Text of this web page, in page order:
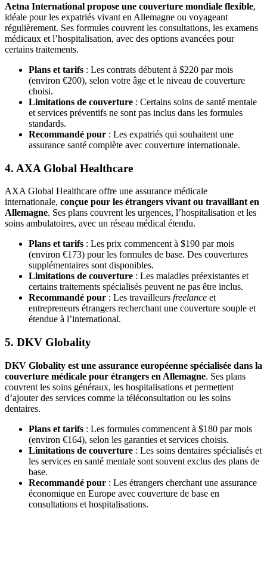
Aetna International propose une couverture mondiale flexible,
idéale pour les expatriés vivant en Allemagne ou voyageant
régulièrement. Ses formules couvrent les consultations, les examens
médicaux et l’hospitalisation, avec des options avancées pour
certains traitements.
Plans et tarifs : Les contrats débutent à $220 par mois
(environ €200), selon votre âge et le niveau de couverture
choisi.
Limitations de couverture : Certains soins de santé mentale
et services préventifs ne sont pas inclus dans les formules
standards.
Recommandé pour : Les expatriés qui souhaitent une
assurance santé complète avec couverture internationale.
4. AXA Global Healthcare
AXA Global Healthcare offre une assurance médicale
internationale, conçue pour les étrangers vivant ou travaillant en
Allemagne. Ses plans couvrent les urgences, l’hospitalisation et les
soins ambulatoires, avec un réseau médical étendu.
Plans et tarifs : Les prix commencent à $190 par mois
(environ €173) pour les formules de base. Des couvertures
supplémentaires sont disponibles.
Limitations de couverture : Les maladies préexistantes et
certains traitements spécialisés peuvent ne pas être inclus.
Recommandé pour : Les travailleurs freelance et
entrepreneurs étrangers recherchant une couverture souple et
étendue à l’international.
5. DKV Globality
DKV Globality est une assurance européenne spécialisée dans la
couverture médicale pour étrangers en Allemagne. Ses plans
couvrent les soins généraux, les hospitalisations et permettent
d’ajouter des services comme la téléconsultation ou les soins
dentaires.
Plans et tarifs : Les formules commencent à $180 par mois
(environ €164), selon les garanties et services choisis.
Limitations de couverture : Les soins dentaires spécialisés et
les services en santé mentale sont souvent exclus des plans de
base.
Recommandé pour : Les étrangers cherchant une assurance
économique en Europe avec couverture de base en
consultations et hospitalisations.